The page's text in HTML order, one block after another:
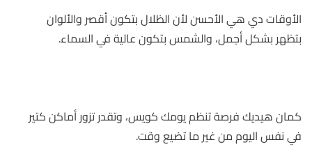
الأوقات دي هي الأحسن لأن الظلال بتكون أقصر والألوان
بتظهر بشكل أجمل، والشمس بتكون عالية في السماء.
كمان هيديك فرصة تنظم يومك كويس، وتقدر تزور أماكن كتير
في نفس اليوم من غير ما تضيع وقت.